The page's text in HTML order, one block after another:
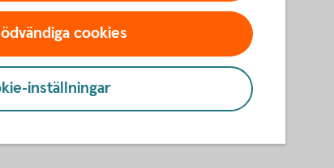
badrum och
kan spara pengar
föräldrar betalar
och andra
cookies
inställningar